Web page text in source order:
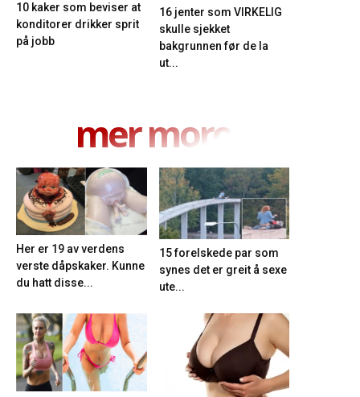
10 kaker som beviser at
konditorer drikker sprit
på jobb
16 jenter som VIRKELIG
skulle sjekket
bakgrunnen før de la
ut...
mer moro
Her er 19 av verdens
verste dåpskaker. Kunne
du hatt disse...
15 forelskede par som
synes det er greit å sexe
ute...